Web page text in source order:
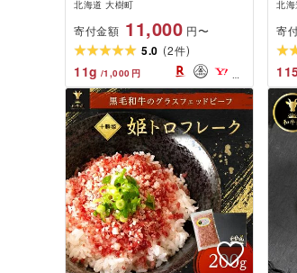
北海道 大樹町
寄付金額 11,000 円〜
5.0 (2件)
11g /1,000 円
北
寄